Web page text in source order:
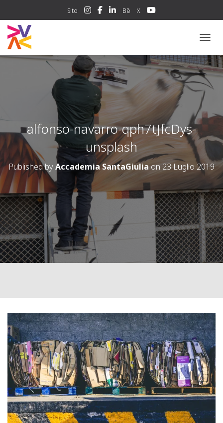
Sito Bē X
alfonso-navarro-qph7tJfcDys-
unsplash
Published byAccademia SantaGiulia on 23 Luglio 2019